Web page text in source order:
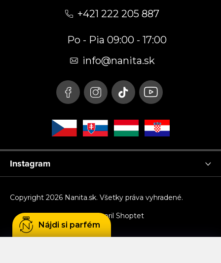
+421 222 205 887
Po - Pia 09:00 - 17:00
info@nanita.sk
Instagram
Vytvoril Shoptet
Copyright 2026 Nanita.sk. Všetky práva vyhradené.
Nájdi si parfém